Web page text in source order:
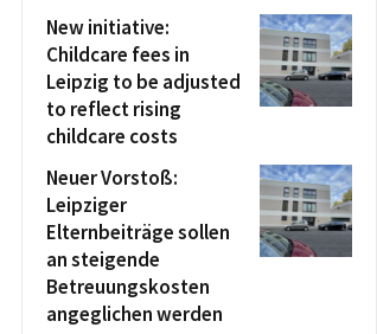
New initiative:
Childcare fees in
Leipzig to be adjusted
to reflect rising
childcare costs
Neuer Vorstoß:
Leipziger
Elternbeiträge sollen
an steigende
Betreuungskosten
angeglichen werden